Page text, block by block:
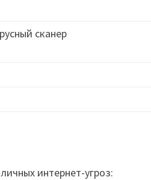
интернет-угроз: